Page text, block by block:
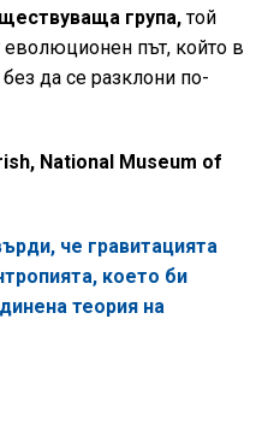
група,той
еволюционен път, който в
да се разклони по-
National Museum of
че гравитацията
което би
теория на